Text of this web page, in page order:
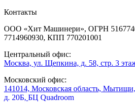
Контакты
ООО «Хит Машинери», ОГРН
7714960930, КПП 770201001
Центральный офис:
Москва, ул. Щепкина, д. 58, стр. 3
Московский офис:
141014, Московская область,
д. 20Б, БЦ Quadroom